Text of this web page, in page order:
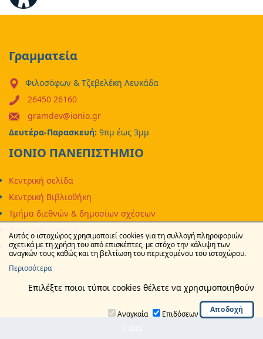
Γραμματεία
Φιλοσόφων & Τζεβελέκη Λευκάδα
26450 26160
gramdev@ionio.gr
Δευτέρα-Παρασκευή: 9πμ έως 3μμ
ΙΟΝΙΟ ΠΑΝΕΠΙΣΤΗΜΙΟ
Κεντρική σελίδα
Κεντρική Βιβλιοθήκη
Τμήμα διεθνών & δημοσίων σχέσεων
Πρακτική Άσκηση
Επιτροπή ερευνών
Αυτός ο ιστοχώρος χρησιμοποιεί cookies για τη συλλογή πληροφοριών
σχετικά με τη χρήση του από επισκέπτες, με στόχο την κάλυψη των
αναγκών τους καθώς και τη βελτίωση του περιεχομένου του ιστοχώρου.
Περισσότερα
Επιλέξτε ποιοι τύποι cookies θέλετε να χρησιμοποιηθούν
Αναγκαία Επιδόσεων